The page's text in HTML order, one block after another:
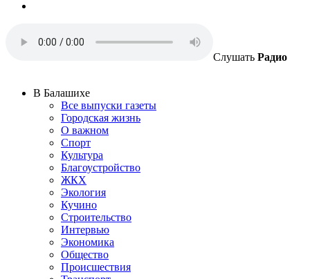
Слушать Радио
В Балашихе
Все выпуски газеты
Городская жизнь
О важном
Спорт
Культура
Благоустройство
ЖКХ
Экология
Кучино
Строительство
Интервью
Экономика
Общество
Происшествия